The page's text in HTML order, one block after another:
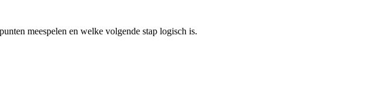
meespelen en welke volgende stap logisch is.